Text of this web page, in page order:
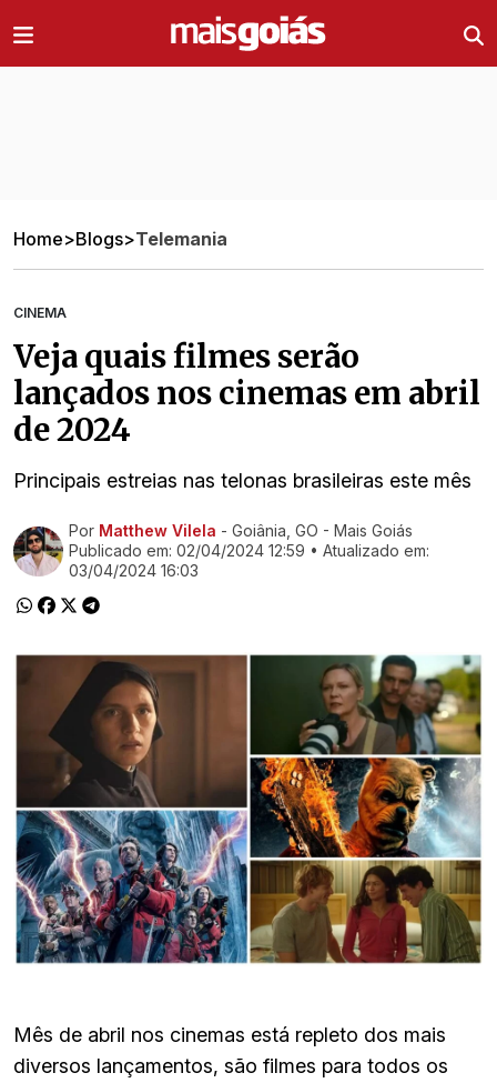
Home>Blogs>Telemania
CINEMA
Veja quais filmes serão
lançados nos cinemas em abril
de 2024
Principais estreias nas telonas brasileiras este mês
Ir direto pra matéria
Por Matthew Vilela - Goiânia, GO - Mais Goiás
Publicado em:02/04/2024 12:59 • Atualizado em:
03/04/2024 16:03
Mês de abril nos cinemas está repleto dos mais
diversos lançamentos, são filmes para todos os